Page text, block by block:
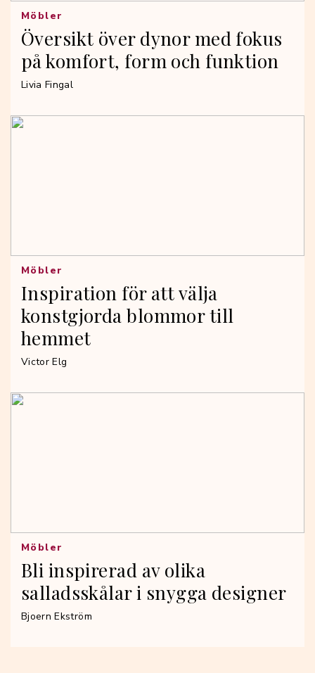
Översikt över dynor med fokus
på komfort, form och funktion
Möbler
Livia Fingal
Inspiration för att välja
konstgjorda blommor till
hemmet
Möbler
Victor Elg
Bli inspirerad av olika
salladsskålar i snygga designer
Möbler
Bjoern Ekström